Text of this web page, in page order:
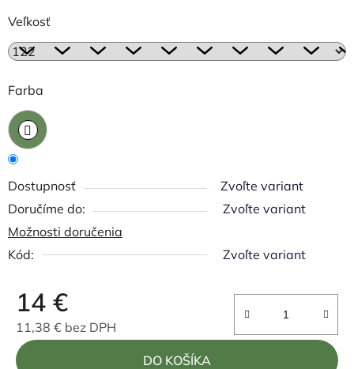
Veľkosť
Farba
Dostupnosť
Zvoľte variant
Zvoľte variant
Možnosti doručenia
Kód:
Zvoľte variant
14 €
11,38 € bez DPH
Jednotková cena:
DO KOŠÍKA